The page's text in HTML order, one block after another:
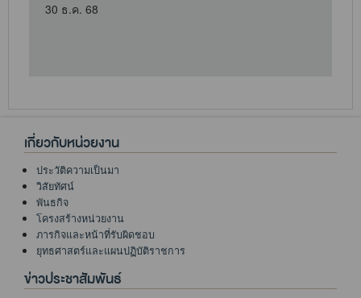
30 ธ.ค. 68
เกี่ยวกับหน่วยงาน
ประวัติความเป็นมา
วิสัยทัศน์
พันธกิจ
โครงสร้างหน่วยงาน
ภารกิจและหน้าที่รับผิดชอบ
ยุทธศาสตร์และแผนปฏิบัติราชการ
ข่าวประชาสัมพันธ์